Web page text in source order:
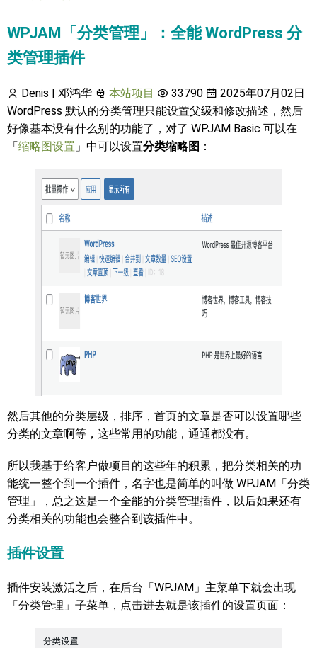
WPJAM「分类管理」：全能 WordPress 分
类管理插件
Denis | 邓鸿华 本站项目 33790
2025年07月02日
WordPress 默认的分类管理只能设置父级和修改描述，然后
好像基本没有什么别的功能了，对了 WPJAM Basic 可以在
「缩略图设置 」中可以设置分类缩略图 ：
然后其他的分类层级，排序，首页的文章是否可以设置哪些
分类的文章啊等，这些常用的功能，通通都没有。
所以我基于给客户做项目的这些年的积累，把分类相关的功
能统一整个到一个插件，名字也是简单的叫做 WPJAM「分类
管理」，总之这是一个全能的分类管理插件，以后如果还有
分类相关的功能也会整合到该插件中。
插件设置
插件安装激活之后，在后台「WPJAM」主菜单下就会出现
「分类管理」子菜单，点击进去就是该插件的设置页面：